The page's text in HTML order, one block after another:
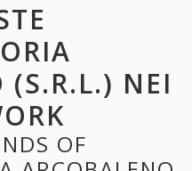
(S.R.L.) NEI
OF